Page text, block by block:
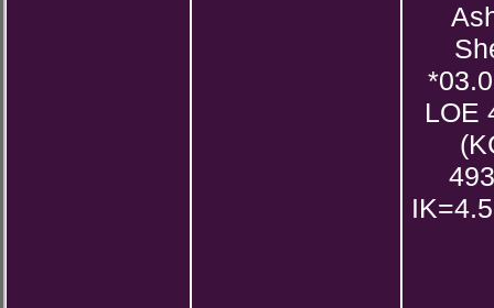
LOE